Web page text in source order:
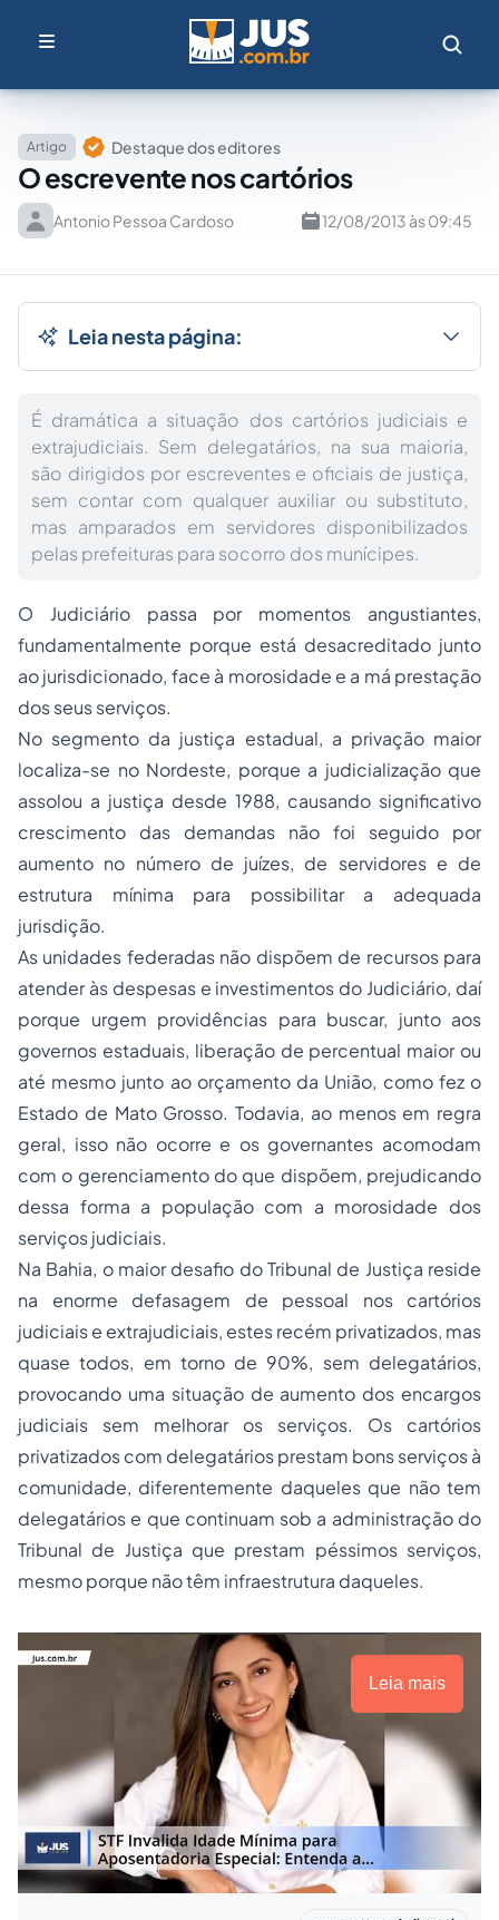
Artigo Destaque dos editores
O escrevente nos cartórios
Antonio Pessoa Cardoso 12/08/2013 às 09:45
Leia nesta página:
É dramática a situação dos cartórios judiciais e
extrajudiciais. Sem delegatários, na sua maioria,
são dirigidos por escreventes e oficiais de justiça,
sem contar com qualquer auxiliar ou substituto,
mas amparados em servidores disponibilizados
pelas prefeituras para socorro dos munícipes.
O Judiciário passa por momentos angustiantes,
fundamentalmente porque está desacreditado junto
ao jurisdicionado, face à morosidade e a má prestação
dos seus serviços.
No segmento da justiça estadual, a privação maior
localiza-se no Nordeste, porque a judicialização que
assolou a justiça desde 1988, causando significativo
crescimento das demandas não foi seguido por
aumento no número de juízes, de servidores e de
estrutura mínima para possibilitar a adequada
jurisdição.
As unidades federadas não dispõem de recursos para
atender às despesas e investimentos do Judiciário, daí
porque urgem providências para buscar, junto aos
governos estaduais, liberação de percentual maior ou
até mesmo junto ao orçamentoda União, como fez o
Estado de Mato Grosso. Todavia, ao menos em regra
geral, isso não ocorre e os governantes acomodam
com o gerenciamento do que dispõem, prejudicando
dessa forma a população com a morosidade dos
serviços judiciais.
Na Bahia, o maior desafio do Tribunal de Justiça reside
na enorme defasagem de pessoal nos cartórios
judiciais e extrajudiciais, estes recém privatizados, mas
quase todos, em torno de 90%, sem delegatários,
provocando uma situação de aumento dos encargos
judiciais sem melhorar os serviços. Os cartórios
privatizados com delegatários prestam bons serviços à
comunidade, diferentemente daqueles que não tem
delegatários e que continuam sob a administração do
Tribunal de Justiça que prestam péssimos serviços,
mesmo porque não têm infraestrutura daqueles.
Leia mais